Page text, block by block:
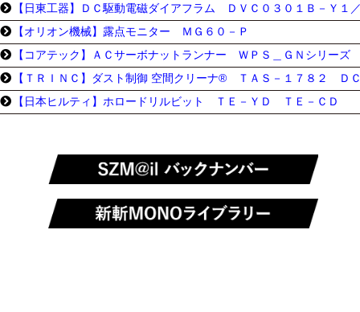
【日東工器】ＤＣ駆動電磁ダイアフラム ＤＶＣ０３０１Ｂ－Ｙ１
【オリオン機械】露点モニター ＭＧ６０－Ｐ
【コアテック】ＡＣサーボナットランナー ＷＰＳ＿ＧＮシリーズ
【ＴＲＩＮＣ】ダスト制御 空間クリーナ® ＴＡＳ－１７８２ Ｄ
【日本ヒルティ】ホロードリルビット ＴＥ－ＹＤ ＴＥ－ＣＤ